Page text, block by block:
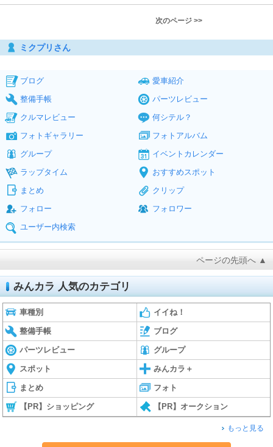
次のページ >>
ミクプリさん
ブログ
愛車紹介
整備手帳
パーツレビュー
クルマレビュー
何シテル？
フォトギャラリー
フォトアルバム
グループ
イベントカレンダー
ラップタイム
おすすめスポット
まとめ
クリップ
フォロー
フォロワー
ユーザー内検索
ページの先頭へ ▲
みんカラ 人気のカテゴリ
車種別 イイね！
整備手帳 ブログ
パーツレビュー グループ
スポット みんカラ＋
まとめ フォト
【PR】ショッピング 【PR】オークション
もっと見る